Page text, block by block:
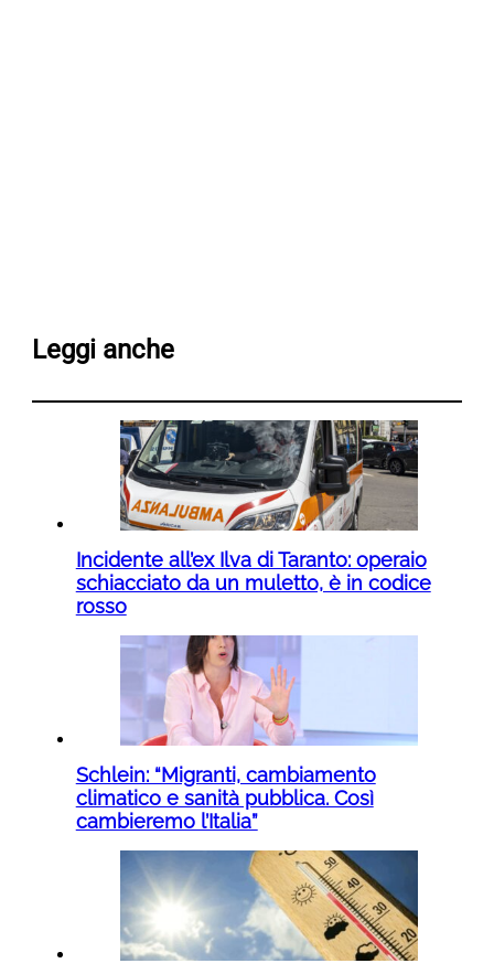
Leggi anche
Incidente all’ex Ilva di Taranto: operaio
schiacciato da un muletto, è in codice
rosso
Schlein: “Migranti, cambiamento
climatico e sanità pubblica. Così
cambieremo l’Italia”